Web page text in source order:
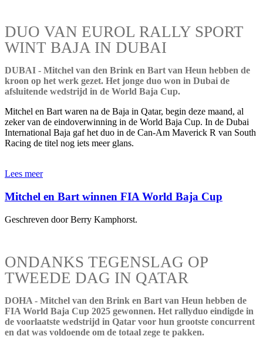
DUO VAN EUROL RALLY SPORT
WINT BAJA IN DUBAI
DUBAI - Mitchel van den Brink en Bart van Heun hebben de
kroon op het werk gezet. Het jonge duo won in Dubai de
afsluitende wedstrijd in de World Baja Cup.
Mitchel en Bart waren na de Baja in Qatar, begin deze maand, al
zeker van de eindoverwinning in de World Baja Cup. In de Dubai
International Baja gaf het duo in de Can-Am Maverick R van South
Racing de titel nog iets meer glans.
Lees meer
Mitchel en Bart winnen FIA World Baja Cup
Geschreven door Berry Kamphorst.
ONDANKS TEGENSLAG OP
TWEEDE DAG IN QATAR
DOHA - Mitchel van den Brink en Bart van Heun hebben de
FIA World Baja Cup 2025 gewonnen. Het rallyduo eindigde in
de voorlaatste wedstrijd in Qatar voor hun grootste concurrent
en dat was voldoende om de totaal zege te pakken.